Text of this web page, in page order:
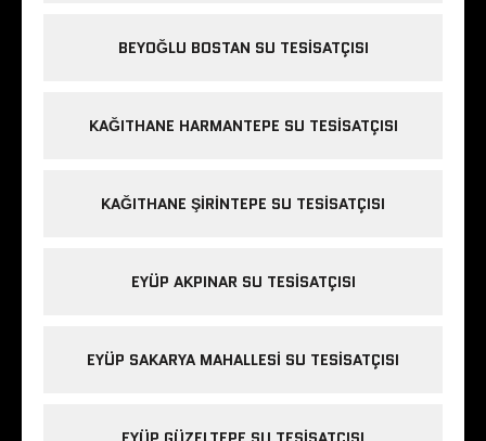
BEYOĞLU BOSTAN SU TESISATÇISI
KAĞITHANE HARMANTEPE SU TESISATÇISI
KAĞITHANE ŞIRINTEPE SU TESISATÇISI
EYÜP AKPINAR SU TESISATÇISI
EYÜP SAKARYA MAHALLESI SU TESISATÇISI